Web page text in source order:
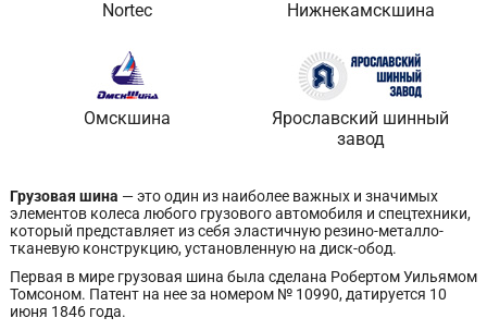
Nortec Нижнекамскшина
Омскшина
Ярославский шинный
завод
Грузовая шина — это один из наиболее важных и значимых
элементов колеса любого грузового автомобиля и спецтехники,
который представляет из себя эластичную резино-металло-
тканевую конструкцию, установленную на диск-обод.
Первая в мире грузовая шина была сделана Робертом Уильямом
Томсоном. Патент на нее за номером № 10990, датируется 10
июня 1846 года.